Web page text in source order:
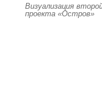
Визуализация
проекта «Остров»